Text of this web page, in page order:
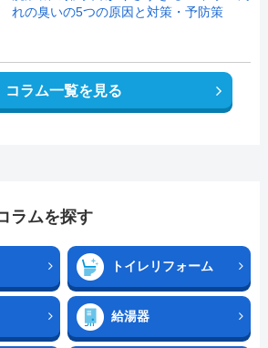
れの臭いの5つの原因と対策・予防策
コラム一覧を見る
ラムを探す
トイレリフォーム
給湯器